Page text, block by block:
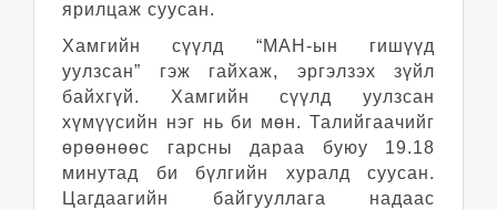
ярилцаж суусан.
Хамгийн сүүлд “МАН-ын гишүүд
уулзсан” гэж гайхаж, эргэлзэх зүйл
байхгүй. Хамгийн сүүлд уулзсан
хүмүүсийн нэг нь би мөн. Талийгаачийг
өрөөнөөс гарсны дараа буюу 19.18
минутад би бүлгийн хуралд суусан.
Цагдаагийн байгууллага надаас